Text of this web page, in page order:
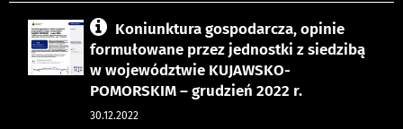
Koniunktura gospodarcza, opinie
formułowane przez jednostki z siedzibą
w województwie KUJAWSKO-
POMORSKIM – grudzień 2022 r.
30.12.2022